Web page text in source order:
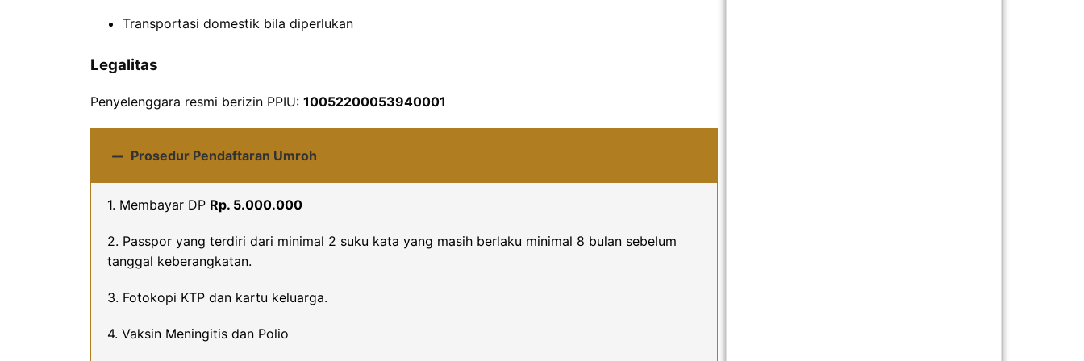
Transportasi domestik bila diperlukan
Legalitas
Penyelenggara resmi berizin PPIU: 10052200053940001
Prosedur Pendaftaran Umroh
1. Membayar DP Rp. 5.000.000
2. Passpor yang terdiri dari minimal 2 suku kata yang masih berlaku minimal 8 bulan sebelum
tanggal keberangkatan.
3. Fotokopi KTP dan kartu keluarga.
4. Vaksin Meningitis dan Polio